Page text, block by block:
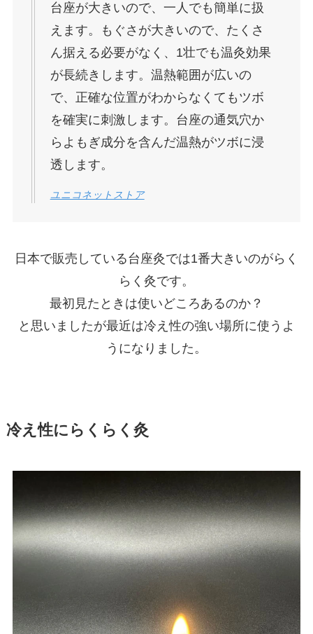
台座が大きいので、一人でも簡単に扱
えます。もぐさが大きいので、たくさ
ん据える必要がなく、1壮でも温灸効果
が長続きします。温熱範囲が広いの
で、正確な位置がわからなくてもツボ
を確実に刺激します。台座の通気穴か
らよもぎ成分を含んだ温熱がツボに浸
透します。
ユニコネットストア
日本で販売している台座灸では1番大きいのがらく
らく灸です。
最初見たときは使いどころあるのか？
と思いましたが最近は冷え性の強い場所に使うよ
うになりました。
冷え性にらくらく灸